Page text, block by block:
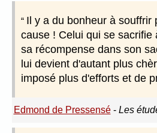
Il y a du bonheur à souffrir
cause ! Celui qui se sacrifie
sa récompense dans son
lui devient d'autant plus
imposé plus d'efforts et de
Edmond de Pressensé- Les